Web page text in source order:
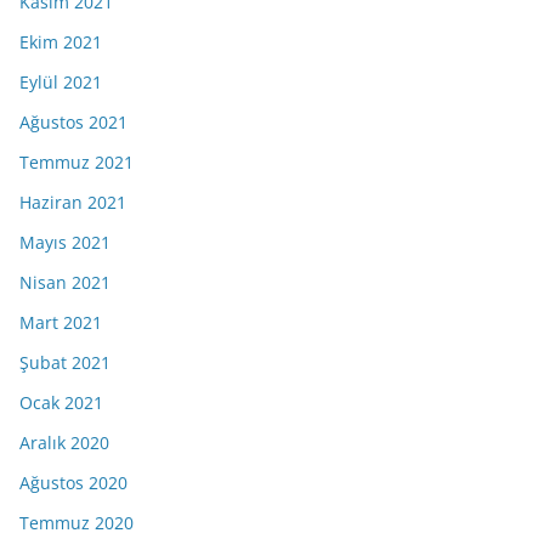
Ekim 2021
Eylül 2021
Ağustos 2021
Temmuz 2021
Haziran 2021
Mayıs 2021
Nisan 2021
Mart 2021
Şubat 2021
Ocak 2021
Aralık 2020
Ağustos 2020
Temmuz 2020